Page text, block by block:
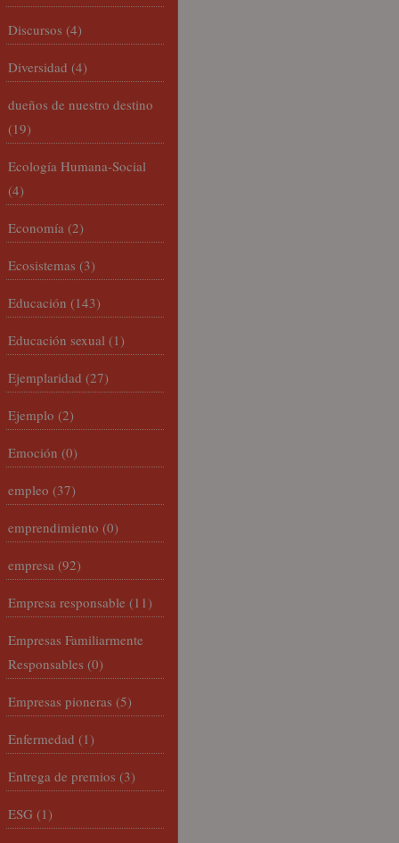
Discursos (4)
Diversidad (4)
dueños de nuestro destino
(19)
Ecología Humana-Social
(4)
Economía (2)
Ecosistemas (3)
Educación (143)
Educación sexual (1)
Ejemplaridad (27)
Ejemplo (2)
Emoción (0)
empleo (37)
emprendimiento (0)
empresa (92)
Empresa responsable (11)
Empresas Familiarmente
Responsables (0)
Empresas pioneras (5)
Enfermedad (1)
Entrega de premios (3)
ESG (1)